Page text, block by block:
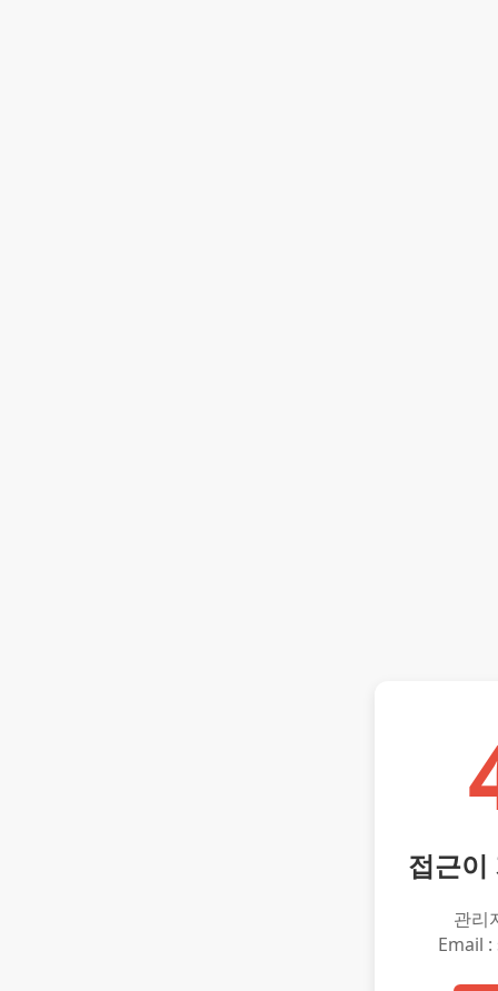
접근이
관리
Email